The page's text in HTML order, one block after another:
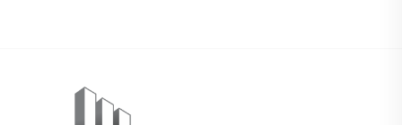
Montevidéu, em Campo Grande. Não encontrou o que
procurava ou deseja mais informações sobre Casa em